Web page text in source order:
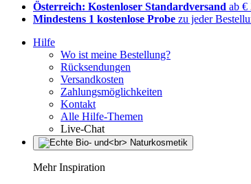
Österreich: Kostenloser Standardversand ab €
Mindestens 1 kostenlose Probe zu jeder
Hilfe
Wo ist meine Bestellung?
Rücksendungen
Versandkosten
Zahlungsmöglichkeiten
Kontakt
Alle Hilfe-Themen
Live-Chat
Mehr Inspiration